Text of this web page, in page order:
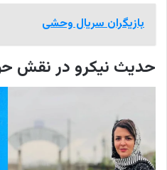
بازیگران سریال وحشی
حدیث نیکرو در نقش